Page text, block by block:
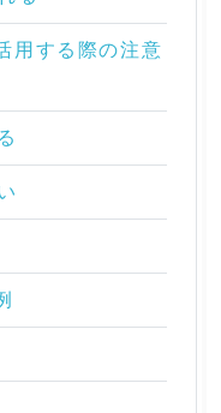
用する際の注意